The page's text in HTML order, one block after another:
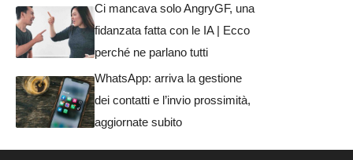
Ci mancava solo AngryGF, una
fidanzata fatta con le IA | Ecco
perché ne parlano tutti
WhatsApp: arriva la gestione
dei contatti e l’invio prossimità,
aggiornate subito